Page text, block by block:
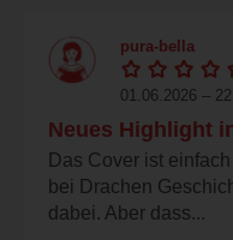
pura-bella
01.06.2026 –
Neues Highlight
Das Cover ist
bei Drachen
dabei. Aber dass...